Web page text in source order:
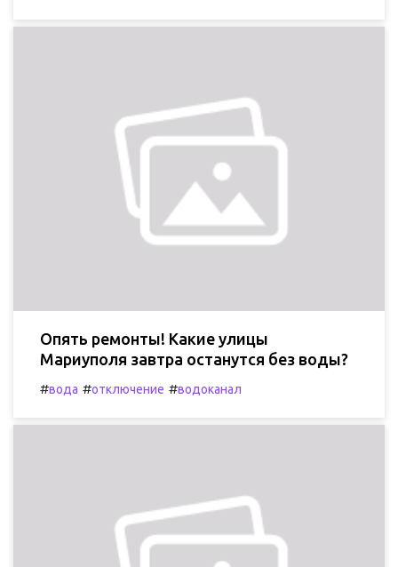
Опять ремонты! Какие улицы
Мариуполя завтра останутся без воды?
#вода #отключение #водоканал